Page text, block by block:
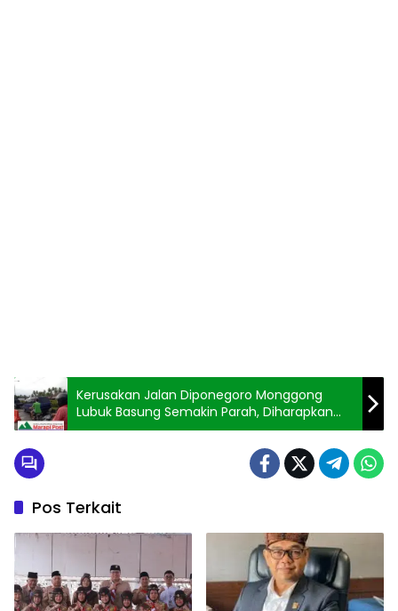
Kerusakan Jalan Diponegoro Monggong
Lubuk Basung Semakin Parah, Diharapkan
Segera Diperbaiki
Pos Terkait